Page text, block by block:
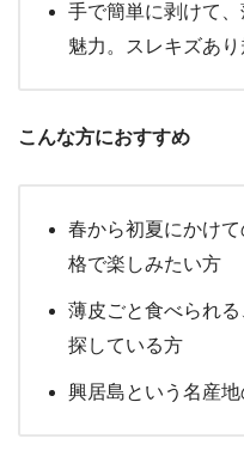
手で簡単に剥けて
魅力。スレキズあ
こんな方におすすめ
春から初夏にかけ
格で楽しみたい方
薄皮ごと食べられ
探している方
興居島という名産